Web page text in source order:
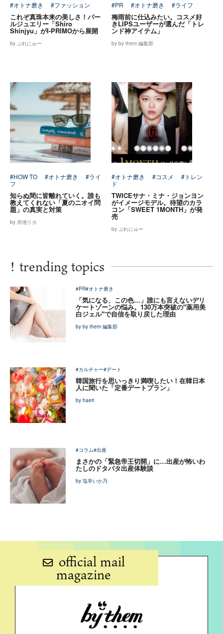
#オトナ磨き #ファッション
これぞ真珠本来の美しさ！パー
ルジュエリー「Shiro
Shinjyu」がI-PRIMOから展開
by ぷれにゅー
#PR #オトナ磨き #ライフ
梅雨前に仕込みたい。コスメ好
きLIPSユーザーが選んだ「トレ
ンド神アイテム」
by by them 編集部
#HOW TO #オトナ磨き
#ライ
フ
知らぬ間に皆離れていく。誰も
教えてくれない「夏のニオイ問
題」の真実と対策
by 赤池リカ
#オトナ磨き #コスメ
#トレン
ド
TWICEサナ・ミナ・ジョンヨン
がイメージモデル。待望のカラ
コン「SWEET 1MONTH」が発
売
by ぷれにゅー
! trending topics
#PR#オトナ磨き
「気になる、この色…」誰にも言えないデリ
ケートゾーンの悩み。130万本突破の"薬用美
白ジェル"で自信を取り戻した理由
by by them 編集部
#カルチャー#デート
韓国旅行を思いっきり満喫したい！在韓日本
人に聞いた「定番デートプラン」
by haeri
#コラム#出産
まさかの「緊急帝王切開」に…出産が怖いわ
たしのドタバタ出産体験談
by 塩辛いか乃
official mail
magazine